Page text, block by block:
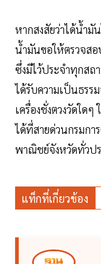
หากสงสัยว่าได้น้ำมั
น้ำมันขอให้ตรวจสอ
ซึ่งมีไว้ประจำทุกส
ได้รับความเป็นธรร
เครื่องชั่งตวงวัดใด
ได้ที่สายด่วนกรมกา
พาณิชย์จังหวัดทั่วป
แท็กที่เกี่ยวข้อง